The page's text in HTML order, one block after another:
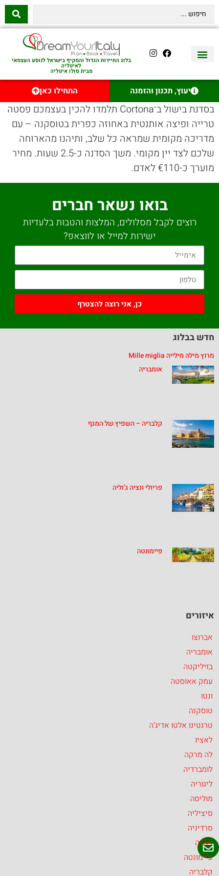
בלוג התיירות הגדול והמקיף בישראל לנוסע העצמאי
לאיטליה
מבית סולו איטליה
יעוץ, תכנון והזמנה התחילו כאן
בסדנת בישול ב־Cortona תלמדו להכין בעצמכם פסטה
טרייה ופיצה אותנטית באחוזה כפרית בטוסקנה – עם
מדריכה מקומית שמראה כל שלב, ותיהנו מהארוחה
שלכם לצד יין מקומי. משך הסדנה כ-2.5 שעות. מחיר
מוערך כ-€110 לאדם.
בואו נשאר חברים
רוצים לקבל מסלולים, המלצות והטבות בלעדיות
ישירות למייל או לווצאפ?
כן, אני רוצה להצטרף
חדש בבלוג
מרוץ מילה מילייה Mille miglia
אומבריה
קלבריה – השפיץ של המגף
פריולי ונציה ג’וליה
פיימונטה
איזורים
אברוצו
אומבריה
בזיליקטה
עמק אאוסטה
ונטו
טוסקנה
טרנטינו אלטו אדיג’ה
לאציו
לה מרקה
לומברדיה
ליגוריה
מוליסה
סיציליה
סרדיניה
פוליה
פיימונטה
קלבריה